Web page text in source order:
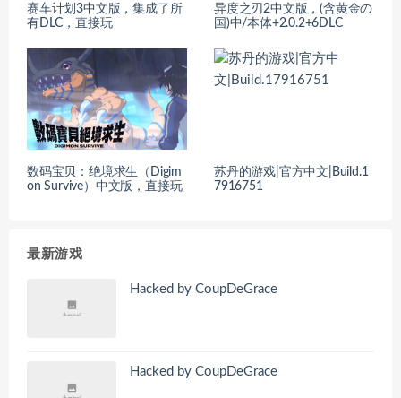
赛车计划3中文版，集成了所
有DLC，直接玩
异度之刃2中文版，(含黄金の
国)中/本体+2.0.2+6DLC
数码宝贝：绝境求生（Digim
on Survive）中文版，直接玩
苏丹的游戏|官方中文|Build.1
7916751
最新游戏
Hacked by CoupDeGrace
Hacked by CoupDeGrace